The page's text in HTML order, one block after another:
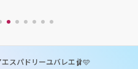
エスパドリーユバレエ🩰🩵